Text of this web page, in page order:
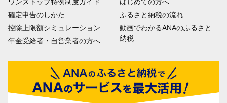
ワンストップ特例制度ガイド
確定申告のしかた
控除上限額シミュレーション
年金受給者・自営業者の方へ
はじめての方へ
ふるさと納税の流れ
動画でわかるANAのふるさと
納税